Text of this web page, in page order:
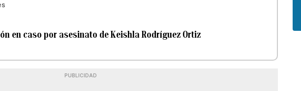
en caso por asesinato de Keishla Rodríguez Ortiz
PUBLICIDAD